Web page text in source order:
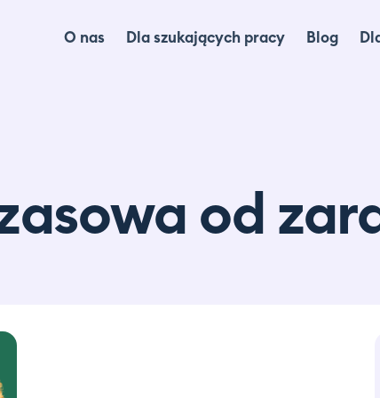
O nas Dla szukających pracy Blog
od